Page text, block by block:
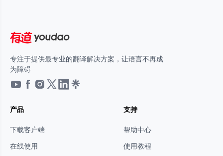
专注于提供最专业的翻译解决方案，让语言不再成
为障碍
产品
下载客户端
在线使用
支持
帮助中心
使用教程